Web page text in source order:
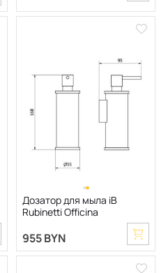
Дозатор для мыла iB
Rubinetti Officina
955 BYN